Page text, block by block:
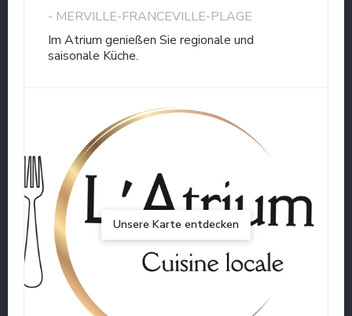
- MERVILLE-FRANCEVILLE-PLAGE
Im Atrium genießen Sie regionale und
saisonale Küche.
Unsere Karte entdecken